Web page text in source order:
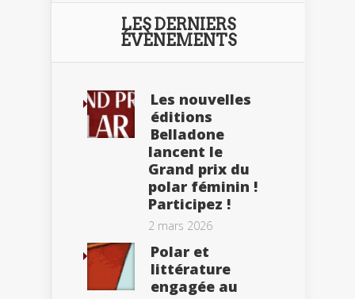
LES DERNIERS
ÉVÈNEMENTS
Les nouvelles
éditions
Belladone
lancent le
Grand prix du
polar féminin !
Participez !
2 mars 2026
Polar et
littérature
engagée au